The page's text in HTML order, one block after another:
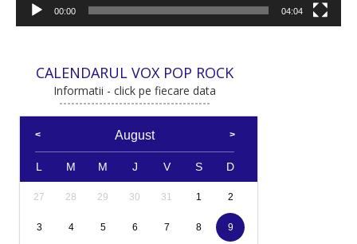
00:00 04:04
CALENDARUL VOX POP ROCK
Informatii - click pe fiecare data
August
L M M J V S D
27 28 29 30 31 1 2
3 4 5 6 7 8 9